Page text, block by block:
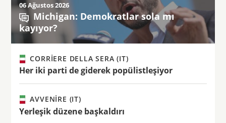
06 Ağustos 2026
Michigan: Demokratlar sola mı
kayıyor?
CORRIERE DELLA SERA (IT)
Her iki parti de giderek popülistleşiyor
AVVENIRE (IT)
Yerleşik düzene başkaldırı